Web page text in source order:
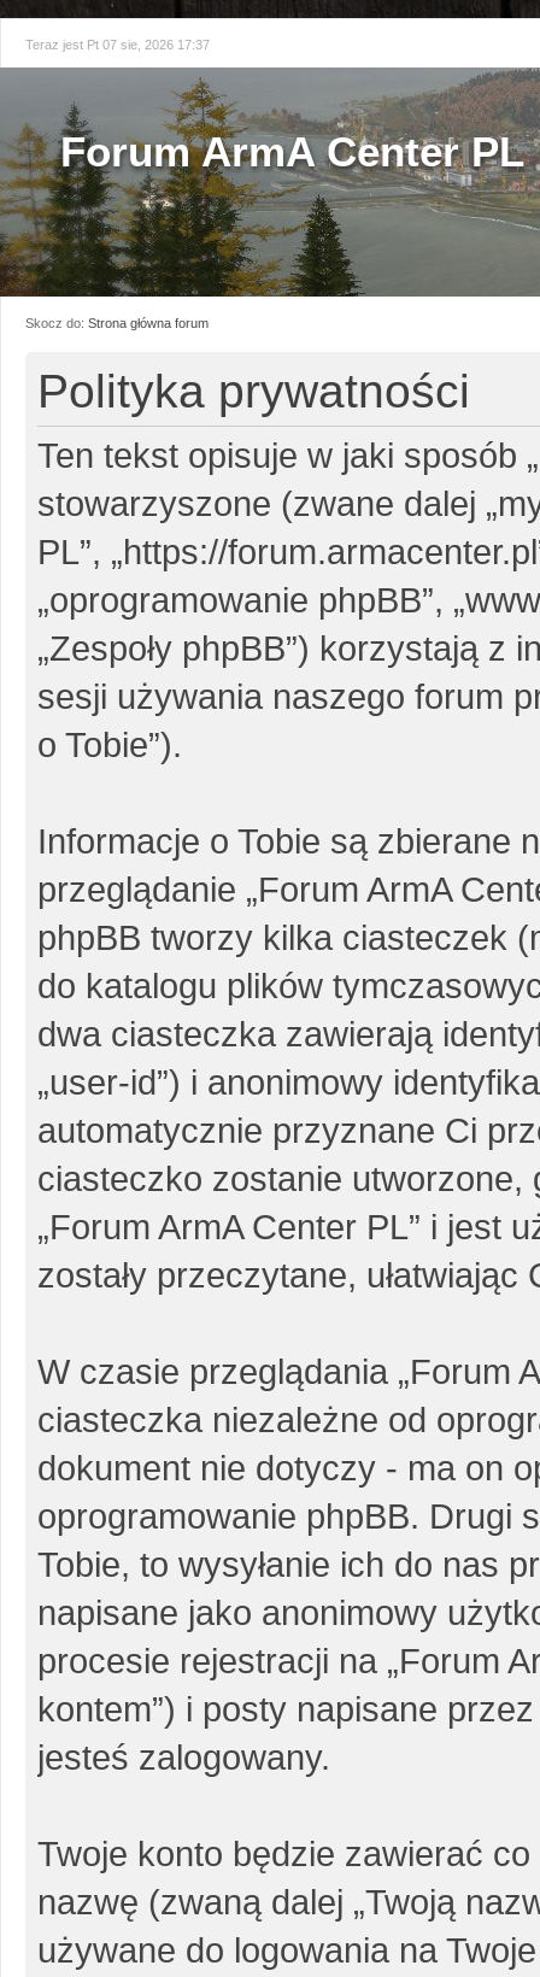
Teraz jest Pt 07 sie, 2026 17:37
Forum ArmA Center PL
Skocz do: Strona główna forum
Polityka prywatności
Ten tekst opisuje w jaki sposób
stowarzyszone (zwane dalej
PL”, „https://
„oprogramowanie phpBB”,
„Zespoły phpBB”) korzystają z
sesji używania naszego forum
o Tobie”).
Informacje o Tobie są zbierane
przeglądanie „Forum ArmA
phpBB tworzy kilka ciasteczek
do katalogu plików
dwa ciasteczka zawierają
„user-id”) i anonimowy
automatycznie przyznane Ci
ciasteczko zostanie
„Forum ArmA Center PL” i jest
zostały przeczytane,
W czasie przeglądania „Forum
ciasteczka niezależne od
dokument nie dotyczy - ma on
oprogramowanie phpBB. Drugi
Tobie, to wysyłanie ich do nas
napisane jako anonimowy
procesie rejestracji na „Forum
kontem”) i posty napisane
jesteś zalogowany.
Twoje konto będzie zawierać
nazwę (zwaną dalej „Twoją
używane do logowania na